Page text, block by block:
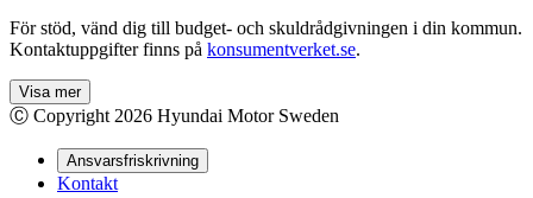
För stöd, vänd dig till budget- och skuldrådgivningen i din kommun.
Kontaktuppgifter finns på konsumentverket.se.
Visa mer
Ⓒ Copyright 2026 Hyundai Motor Sweden
Ansvarsfriskrivning
Kontakt